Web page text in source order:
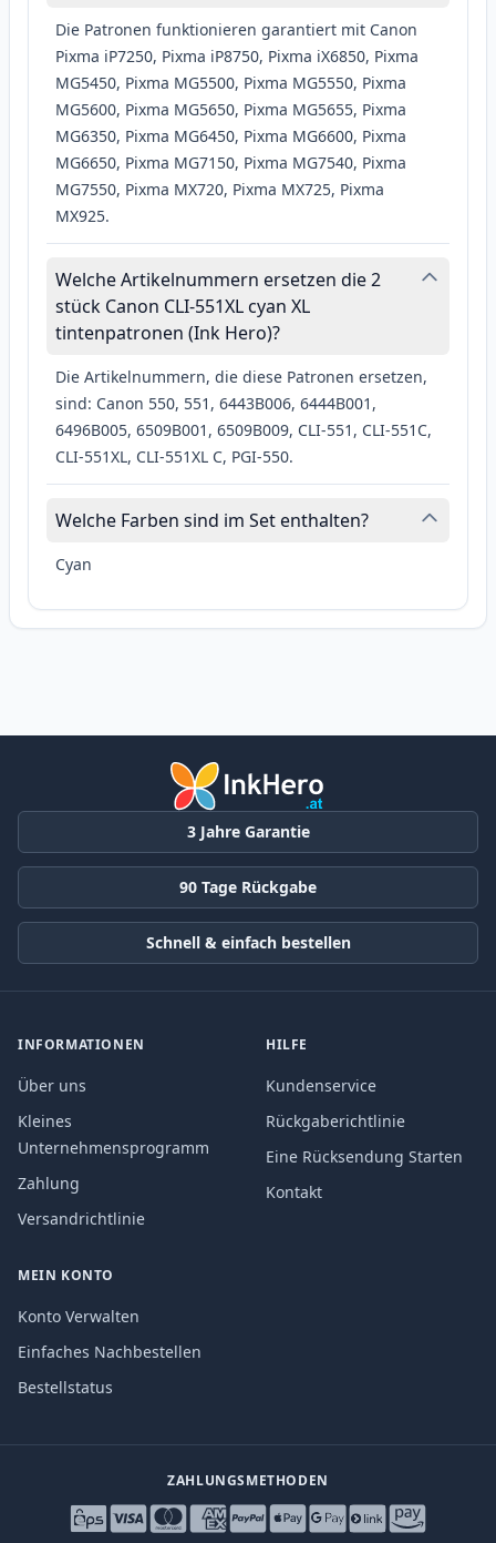
Die Patronen funktionieren garantiert mit Canon
Pixma iP7250, Pixma iP8750, Pixma iX6850, Pixma
MG5450, Pixma MG5500, Pixma MG5550, Pixma
MG5600, Pixma MG5650, Pixma MG5655, Pixma
MG6350, Pixma MG6450, Pixma MG6600, Pixma
MG6650, Pixma MG7150, Pixma MG7540, Pixma
MG7550, Pixma MX720, Pixma MX725, Pixma
MX925.
Welche Artikelnummern ersetzen die 2
stück Canon CLI-551XL cyan XL
tintenpatronen (Ink Hero)?
Die Artikelnummern, die diese Patronen ersetzen,
sind: Canon 550, 551, 6443B006, 6444B001,
6496B005, 6509B001, 6509B009, CLI-551, CLI-551C,
CLI-551XL, CLI-551XL C, PGI-550.
Welche Farben sind im Set enthalten?
Cyan
3 Jahre Garantie
90 Tage Rückgabe
Schnell & einfach bestellen
INFORMATIONEN
Über uns
Kleines
Unternehmensprogramm
Zahlung
Versandrichtlinie
HILFE
Kundenservice
Rückgaberichtlinie
Eine Rücksendung Starten
Kontakt
MEIN KONTO
Konto Verwalten
Einfaches Nachbestellen
Bestellstatus
ZAHLUNGSMETHODEN